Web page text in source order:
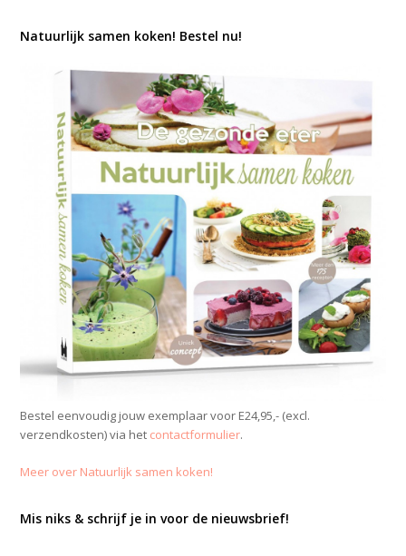
Natuurlijk samen koken! Bestel nu!
Bestel eenvoudig jouw exemplaar voor E24,95,- (excl.
verzendkosten) via het contactformulier.
Meer over Natuurlijk samen koken!
Mis niks & schrijf je in voor de nieuwsbrief!